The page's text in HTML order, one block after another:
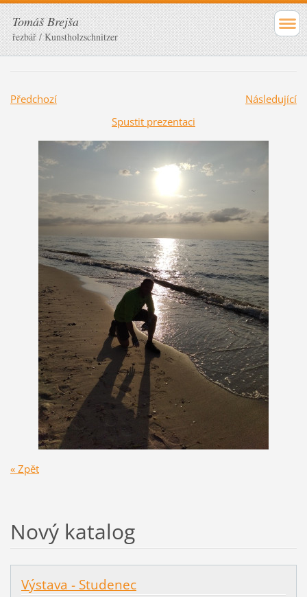
Tomáš Brejša
řezbář / Kunstholzschnitzer
Předchozí
Následující
Spustit prezentaci
« Zpět
Nový katalog
Výstava - Studenec